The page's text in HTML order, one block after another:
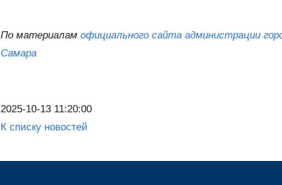
По материалам официального сайта администрации
Самара
2025-10-13 11:20:00
К списку новостей